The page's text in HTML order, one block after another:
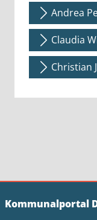
Andrea
Claudia
Christian
Kommunalportal